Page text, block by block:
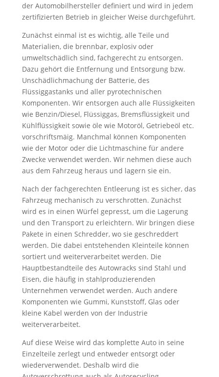
der Automobilhersteller definiert und wird in jedem
zertifizierten Betrieb in gleicher Weise durchgeführt.
Zunächst einmal ist es wichtig, alle Teile und
Materialien, die brennbar, explosiv oder
umweltschädlich sind, fachgerecht zu entsorgen.
Dazu gehört die Entfernung und Entsorgung bzw.
Unschädlichmachung der Batterie, des
Flüssiggastanks und aller pyrotechnischen
Komponenten. Wir entsorgen auch alle Flüssigkeiten
wie Benzin/Diesel, Flüssiggas, Bremsflüssigkeit und
Kühlflüssigkeit sowie öle wie Motoröl, Getriebeöl etc.
vorschriftsmäig. Manchmal können Komponenten
wie der Motor oder die Lichtmaschine für andere
Zwecke verwendet werden. Wir nehmen diese auch
aus dem Fahrzeug heraus und lagern sie ein.
Nach der fachgerechten Entleerung ist es sicher, das
Fahrzeug mechanisch zu verschrotten. Zunächst
wird es in einen Würfel gepresst, um die Lagerung
und den Transport zu erleichtern. Wir bringen diese
Pakete in einen Schredder, wo sie geschreddert
werden. Die dabei entstehenden Kleinteile können
sortiert und weiterverarbeitet werden. Die
Hauptbestandteile des Autowracks sind Stahl und
Eisen, die häufig in stahlproduzierenden
Unternehmen verwendet werden. Auch andere
Komponenten wie Gummi, Kunststoff, Glas oder
kleine Kabel werden von der Industrie
weiterverarbeitet.
Auf diese Weise wird das komplette Auto in seine
Einzelteile zerlegt und entweder entsorgt oder
wiederverwendet. Deshalb wird die